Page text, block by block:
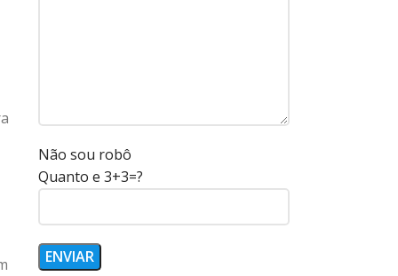
Não sou robô
Quanto e 3+3=?